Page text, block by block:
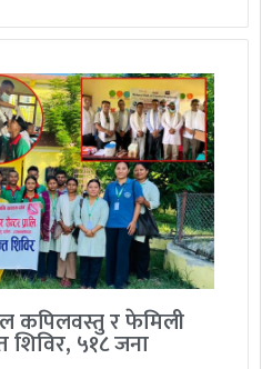
कपिलवस्तु र फेमिली
५१८ जना